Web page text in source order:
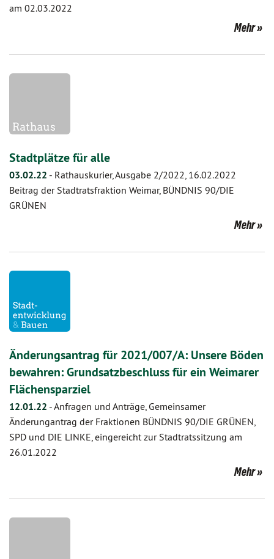
am 02.03.2022
Mehr
Stadtplätze für alle
03.02.22 - Rathauskurier, Ausgabe 2/2022, 16.02.2022
Beitrag der Stadtratsfraktion Weimar, BÜNDNIS 90/DIE
GRÜNEN
Mehr
Änderungsantrag für 2021/007/A: Unsere Böden
bewahren: Grundsatzbeschluss für ein Weimarer
Flächensparziel
12.01.22 -Anfragen und Anträge, Gemeinsamer
Änderungantrag der Fraktionen BÜNDNIS 90/DIE GRÜNEN,
SPD und DIE LINKE, eingereicht zur Stadtratssitzung am
26.01.2022
Mehr